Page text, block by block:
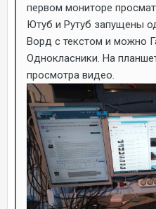
первом мониторе
Ютуб и Рутуб запущены
Ворд с текстом и можно
Однокласники. На
просмотра видео.